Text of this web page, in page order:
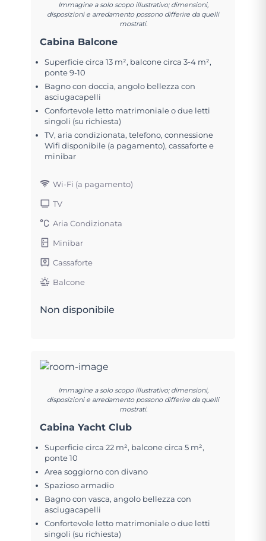
Immagine a solo scopo illustrativo; dimensioni,
disposizioni e arredamento possono differire da quelli
mostrati.
Cabina Balcone
Superficie circa 13 m², balcone circa 3-4 m²,
ponte 9-10
Bagno con doccia, angolo bellezza con
asciugacapelli
Confortevole letto matrimoniale o due letti
singoli (su richiesta)
TV, aria condizionata, telefono, connessione
Wifi disponibile (a pagamento), cassaforte e
minibar
Wi-Fi (a pagamento)
TV
Aria Condizionata
Minibar
Cassaforte
Balcone
Non disponibile
Immagine a solo scopo illustrativo; dimensioni,
disposizioni e arredamento possono differire da quelli
mostrati.
Cabina Yacht Club
Superficie circa 22 m², balcone circa 5 m²,
ponte 10
Area soggiorno con divano
Spazioso armadio
Bagno con vasca, angolo bellezza con
asciugacapelli
Confortevole letto matrimoniale o due letti
singoli (su richiesta)